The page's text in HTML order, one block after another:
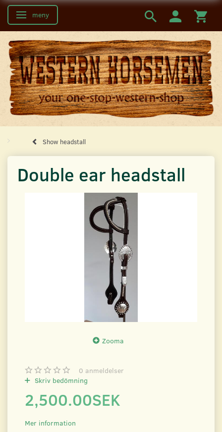
Ändra navigering
meny
Show headstall
Double ear headstall
Zooma
0 anmeldelser
Skriv bedömning
2,500.00SEK
Mer information